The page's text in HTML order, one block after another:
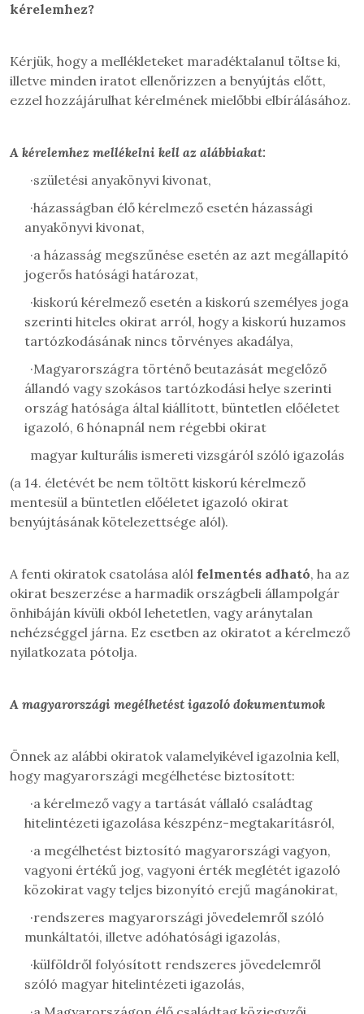
kérelemhez?
Kérjük, hogy a mellékleteket maradéktalanul töltse ki,
illetve minden iratot ellenőrizzen a benyújtás előtt,
ezzel hozzájárulhat kérelmének mielőbbi elbírálásához.
A kérelemhez mellékelni kell az alábbiakat:
·születési anyakönyvi kivonat,
·házasságban élő kérelmező esetén házassági
anyakönyvi kivonat,
·a házasság megszűnése esetén az azt megállapító
jogerős hatósági határozat,
·kiskorú kérelmező esetén a kiskorú személyes joga
szerinti hiteles okirat arról, hogy a kiskorú huzamos
tartózkodásának nincs törvényes akadálya,
·Magyarországra történő beutazását megelőző
állandó vagy szokásos tartózkodási helye szerinti
ország hatósága által kiállított, büntetlen előéletet
igazoló, 6 hónapnál nem régebbi okirat
magyar kulturális ismereti vizsgáról szóló igazolás
(a 14. életévét be nem töltött kiskorú kérelmező
mentesül a büntetlen előéletet igazoló okirat
benyújtásának kötelezettsége alól).
A fenti okiratok csatolása alól felmentés adható, ha az
okirat beszerzése a harmadik országbeli állampolgár
önhibáján kívüli okból lehetetlen, vagy aránytalan
nehézséggel járna. Ez esetben az okiratot a kérelmező
nyilatkozata pótolja.
A magyarországi megélhetést igazoló dokumentumok
Önnek az alábbi okiratok valamelyikével igazolnia kell,
hogy magyarországi megélhetése biztosított:
·a kérelmező vagy a tartását vállaló családtag
hitelintézeti igazolása készpénz-megtakarításról,
·a megélhetést biztosító magyarországi vagyon,
vagyoni értékű jog, vagyoni érték meglétét igazoló
közokirat vagy teljes bizonyító erejű magánokirat,
·rendszeres magyarországi jövedelemről szóló
munkáltatói, illetve adóhatósági igazolás,
·külföldről folyósított rendszeres jövedelemről
szóló magyar hitelintézeti igazolás,